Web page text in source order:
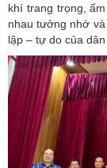
khí trang trọng,
nhau tưởng nhớ
lập – tự do của dân